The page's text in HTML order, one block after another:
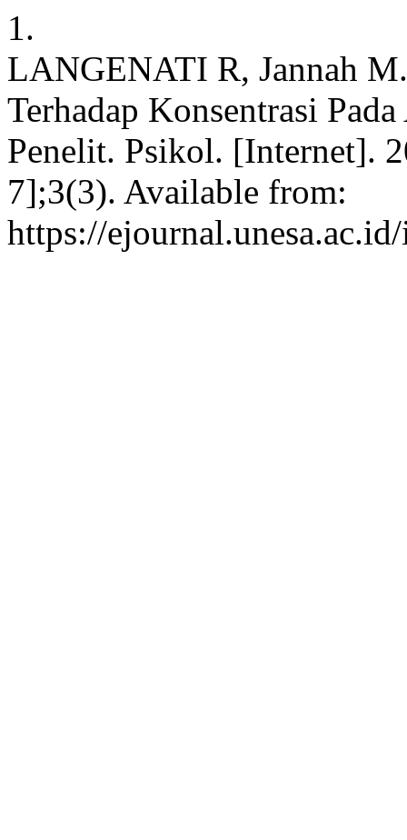
1.
LANGENATI R, Jannah
Terhadap Konsentrasi
Penelit. Psikol. [Internet].
7];3(3). Available from:
https://